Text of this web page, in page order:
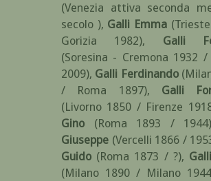
(Venezia attiva seconda
secolo ), Galli Emma
Gorizia 1982), Galli
(Soresina - Cremona 1932
2009), Galli Ferdinando
/ Roma 1897), Galli
(Livorno 1850 / Firenze
Gino
(Roma 1893 / 1944)
Giuseppe (Vercelli 1866 /
Guido (Roma 1873 / ?),
(Milano 1890 / Milano